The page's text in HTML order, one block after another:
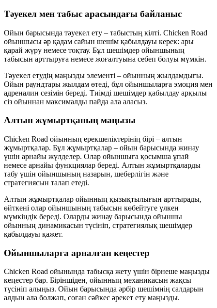
Тәуекел мен табыс арасындағы байланыс
Ойын барысында тәуекел ету – табыстың кілті. Chicken Road
ойыншысы әр қадам сайын шешім қабылдауы керек: ары
қарай жүру немесе тоқтау. Бұл шешімдер ойыншының
табысын арттыруға немесе жоғалтуына себеп болуы мүмкін.
Тәуекел етудің маңызды элементі – ойынның жылдамдығы.
Ойын раундтары жылдам өтеді, бұл ойыншыларға эмоция мен
адреналин сезімін береді. Тиімді шешімдер қабылдау арқылы
сіз ойыннан максималды пайда ала аласыз.
Алтын жұмыртқаның маңызы
Chicken Road ойынның ерекшеліктерінің бірі – алтын
жұмыртқалар. Бұл жұмыртқалар – ойын барысында жинау
үшін арнайы жүлделер. Олар ойыншыға қосымша ұпай
немесе арнайы функциялар береді. Алтын жұмыртқаларды
табу үшін ойыншының назарын, шеберлігін және
стратегиясын талап етеді.
Алтын жұмыртқалар ойынның қызықтылығын арттырады,
өйткені олар ойыншының табысын көбейтуге үлкен
мүмкіндік береді. Оларды жинау барысында ойыншы
ойынның динамикасын түсініп, стратегиялық шешімдер
қабылдауы қажет.
Ойыншыларға арналған кеңестер
Chicken Road ойынында табысқа жету үшін бірнеше маңызды
кеңестер бар. Біріншіден, ойынның механикасын жақсы
түсініп алыңыз. Ойын барысында әрбір шешімнің салдарын
алдын ала болжап, соған сәйкес әрекет ету маңызды.